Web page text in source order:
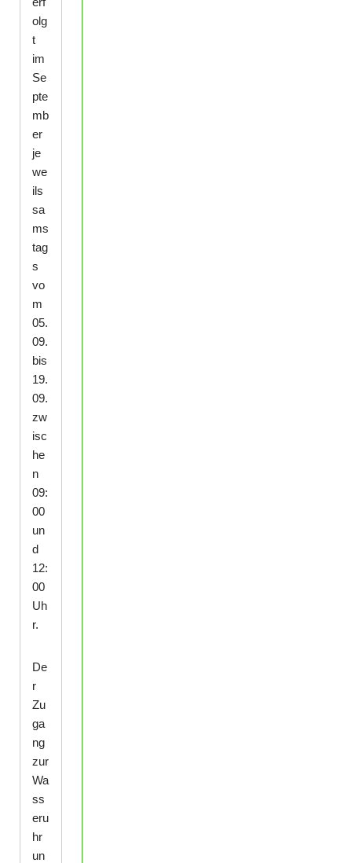
olg
t
im
Se
pte
mb
er
je
we
ils
sa
ms
tag
s
vo
m
05.
09.
bis
19.
09.
zw
isc
he
n
09:
00
un
d
12:
00
Uh
r.
De
r
Zu
ga
ng
zur
Wa
ss
eru
hr
un